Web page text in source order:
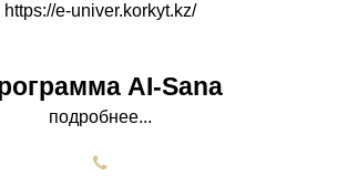
https://e-univer.korkyt.kz/
AI-Sana
подробнее...